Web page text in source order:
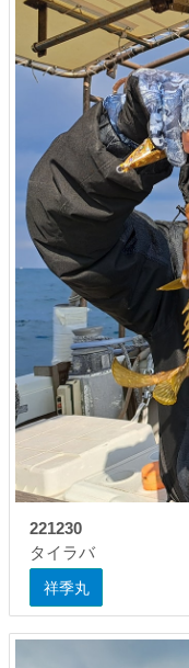
221230
タイラバ
祥季丸